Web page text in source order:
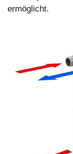
ermöglicht.